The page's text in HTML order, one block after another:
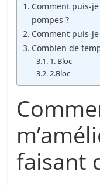
Comment puis-
pompes ?
Comment puis-
Combien de
1. Bloc
2.Bloc
faisant